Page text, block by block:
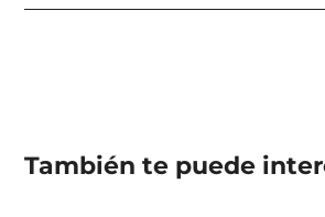
También te puede